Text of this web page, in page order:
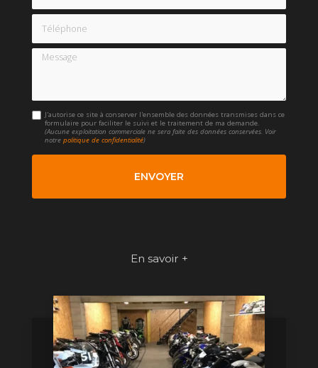
Message
J'autorise ce site à conserver l'ensemble des données transmises dans ce
formulaire pour faciliter le suivi et le traitement de ma demande.
(Aucune exploitation commerciale ne sera faite des données conservées. Voir
notrepolitique de confidentialité)
En savoir +